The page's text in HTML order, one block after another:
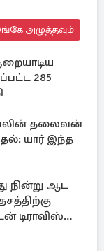
அழுத்தவும்
285
தலைவன்
யார் இந்த
நின்று ஆட
டிராவிஸ்